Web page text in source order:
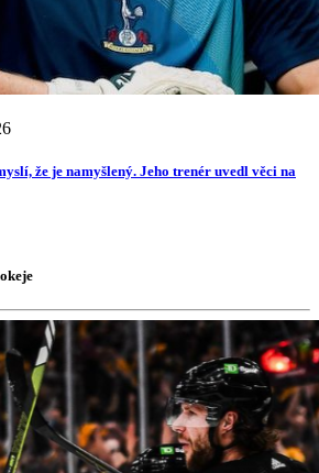
že je namyšlený. Jeho trenér uvedl věci na